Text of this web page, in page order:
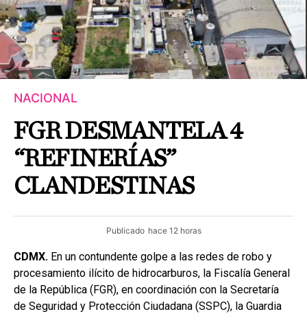
NACIONAL
FGR DESMANTELA 4
“REFINERÍAS”
CLANDESTINAS
Publicado hace 12 horas
CDMX. En un contundente golpe a las redes de robo y
procesamiento ilícito de hidrocarburos, la Fiscalía General
de la República (FGR), en coordinación con la Secretaría
de Seguridad y Protección Ciudadana (SSPC), la Guardia